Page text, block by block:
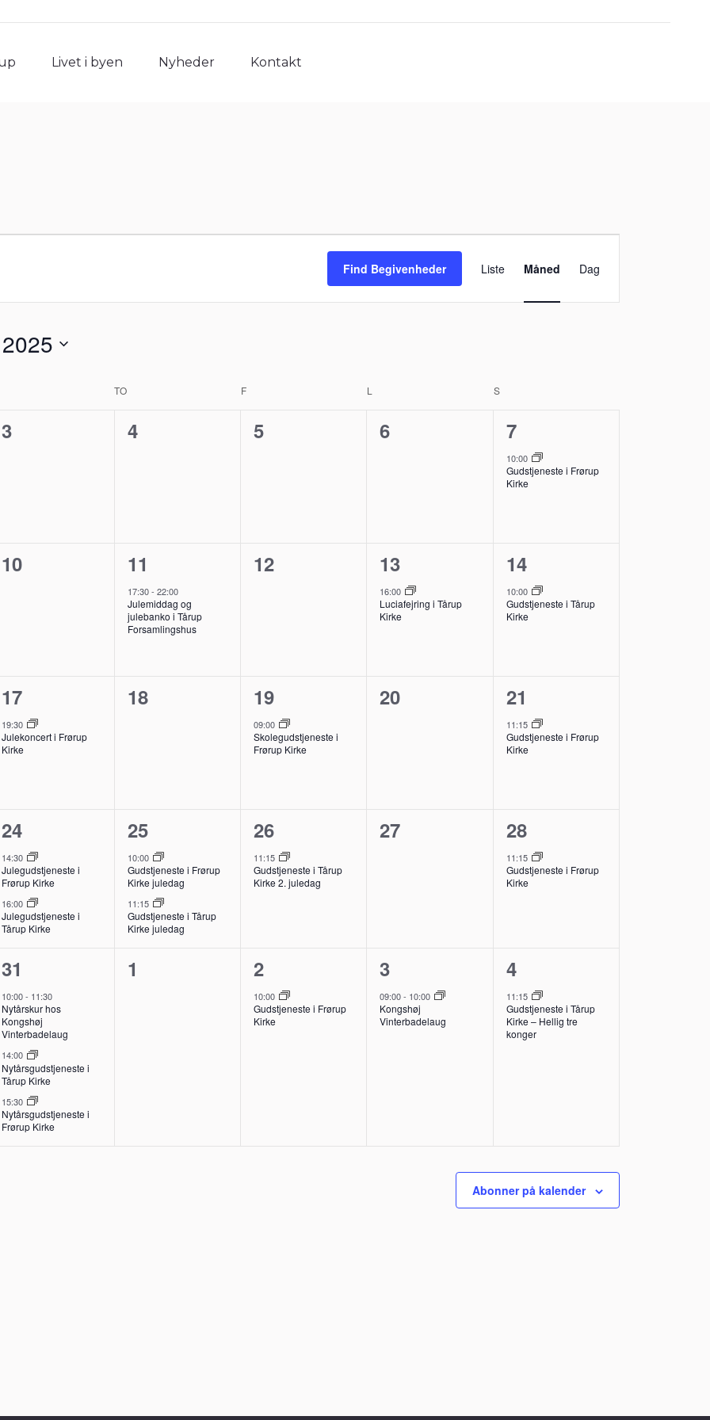
Livet i byen Nyheder Kontakt
Find Begivenheder
Navigation
Liste Måned Dag
TO FFREDAG L SSØNDAG
0
3
0
4
0
5
0
begivenheder,
6
1
begivenhed,
7
10:00
Gudstjeneste i Frørup
Kirke
0
begivenheder,
10
1
begivenhed,
11
17:30- 22:00
Julemiddag og
julebanko i Tårup
Forsamlingshus
0
begivenheder,
12
1
begivenhed,
13
16:00
Luciafejring i Tårup
Kirke
1
begivenhed,
14
10:00
Gudstjeneste i Tårup
Kirke
1
begivenhed,
17
19:30
Julekoncert i Frørup
Kirke
0
begivenheder,
18
1
begivenhed,
19
09:00
Skolegudstjeneste i
Frørup Kirke
0
begivenheder,
20
1
begivenhed,
21
11:15
Gudstjeneste i Frørup
Kirke
2
begivenheder,
24
14:30
Julegudstjeneste i
Frørup Kirke
16:00
Julegudstjeneste i
Tårup Kirke
2
begivenheder,
25
10:00
Gudstjeneste i Frørup
Kirke juledag
11:15
Gudstjeneste i Tårup
Kirke juledag
1
begivenhed,
26
11:15
Gudstjeneste i Tårup
Kirke 2. juledag
0
begivenheder,
27
1
begivenhed,
28
11:15
Gudstjeneste i Frørup
Kirke
3
begivenheder,
31
10:00- 11:30
Nytårskur hos
Kongshøj
Vinterbadelaug
14:00
Nytårsgudstjeneste i
Tårup Kirke
15:30
Nytårsgudstjeneste i
Frørup Kirke
0
begivenheder,
1
1
begivenhed,
2
10:00
Gudstjeneste i Frørup
Kirke
1
begivenhed,
3
09:00- 10:00
Kongshøj
Vinterbadelaug
1
begivenhed,
4
11:15
Gudstjeneste i Tårup
Kirke – Hellig tre
konger
Abonner på kalender
Livet i byen Nyheder Kontakt